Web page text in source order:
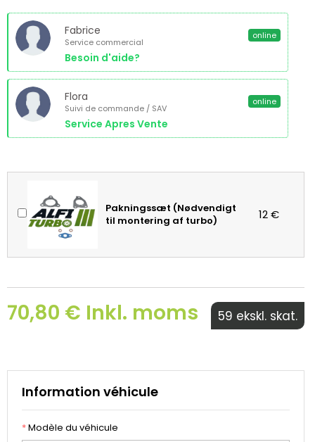
Fabrice
Service commercial
Besoin d'aide?
online
Flora
Suivi de commande / SAV
Service Apres Vente
online
Pakningssæt (Nødvendigt
til montering af turbo)
12 €
70,80 € Inkl. moms 59 ekskl. skat.
Information véhicule
*Modèle du véhicule